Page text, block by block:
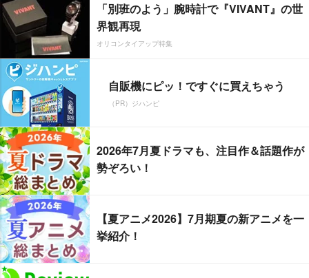
「別班のよう」腕時計で『VIVANT』の世
界観再現
オリコンタイアップ特集
自販機にピッ！ですぐに買えちゃう
（PR）ジハンピ
2026年7月夏ドラマも、注目作＆話題作が
勢ぞろい！
【夏アニメ2026】7月期夏の新アニメを一
挙紹介！